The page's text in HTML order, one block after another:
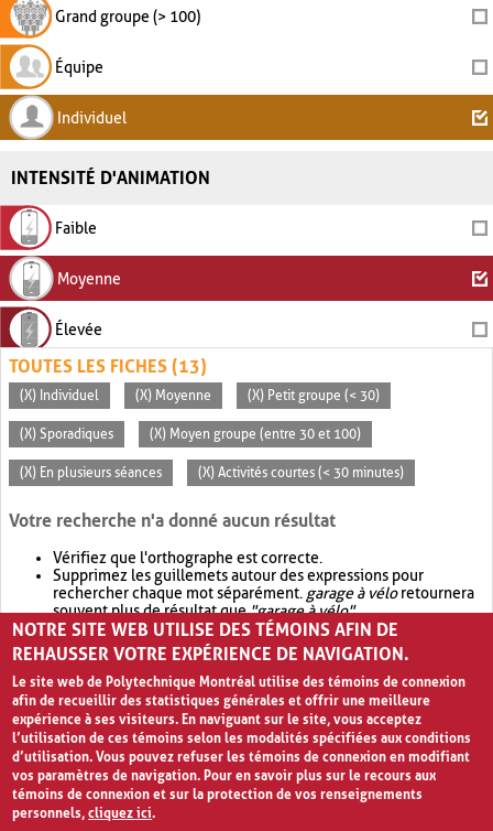
Grand groupe (> 100)
Équipe
Individuel
INTENSITÉ D'ANIMATION
Faible
Moyenne
Élevée
TOUTES LES FICHES (13)
(X) Individuel (X) Moyenne (X) Petit groupe (< 30)
(X) Sporadiques (X) Moyen groupe (entre 30 et 100)
(X) En plusieurs séances (X) Activités courtes (< 30 minutes)
Votre recherche n'a donné aucun résultat
Vérifiez que l'orthographe est correcte.
Supprimez les guillemets autour des expressions pour
rechercher chaque mot séparément. garage à véloretournera
souvent plus de résultat que"garage à vélo".
Envisagez d'élargir votre recherche avec OR.garage OR vélo
retournera souvent plus de résultat quegarage à vélo
NOTRE SITE WEB UTILISE DES TÉMOINS AFIN DE
REHAUSSER VOTRE EXPÉRIENCE DE NAVIGATION.
Le site web de Polytechnique Montréal utilise des témoins de connexion
afin de recueillir des statistiques générales et offrir une meilleure
expérience à ses visiteurs. En naviguant sur le site, vous acceptez
l’utilisation de ces témoins selon les modalités spécifiées aux conditions
d’utilisation. Vous pouvez refuser les témoins de connexion en modifiant
vos paramètres de navigation. Pour en savoir plus sur le recours aux
témoins de connexion et sur la protection de vos renseignements
personnels,cliquez ici.